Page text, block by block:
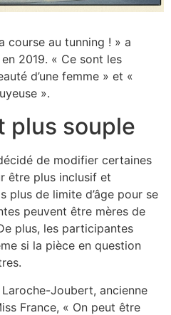
course au tunning ! » a
2019. « Ce sont les
d’une femme » et «
».
plus souple
de modifier certaines
être plus inclusif et
plus de limite d’âge pour se
peuvent être mères de
plus, les participantes
si la pièce en question
Joubert, ancienne
France, « On peut être